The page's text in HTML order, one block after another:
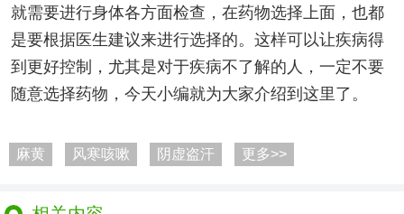
就需要进行身体各方面检查，在药物选择上面，也都
是要根据医生建议来进行选择的。这样可以让疾病得
到更好控制，尤其是对于疾病不了解的人，一定不要
随意选择药物，今天小编就为大家介绍到这里了。
麻黄 风寒咳嗽 阴虚盗汗 更多>>